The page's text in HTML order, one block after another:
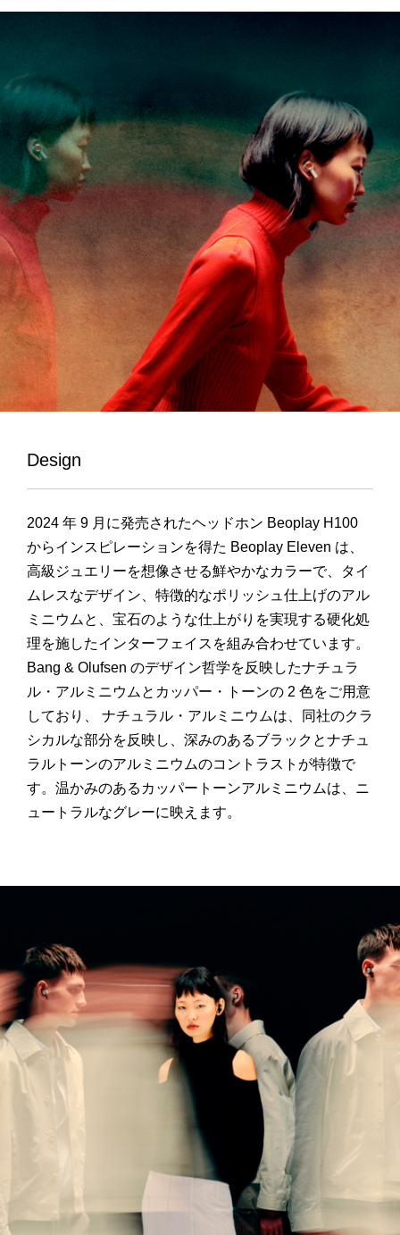
Design
2024 年 9 月に発売されたヘッドホン Beoplay H100
からインスピレーションを得た Beoplay Eleven は、
高級ジュエリーを想像させる鮮やかなカラーで、タイ
ムレスなデザイン、特徴的なポリッシュ仕上げのアル
ミニウムと、宝石のような仕上がりを実現する硬化処
理を施したインターフェイスを組み合わせています。
Bang & Olufsen のデザイン哲学を反映したナチュラ
ル・アルミニウムとカッパー・トーンの 2 色をご用意
しており、 ナチュラル・アルミニウムは、同社のクラ
シカルな部分を反映し、深みのあるブラックとナチュ
ラルトーンのアルミニウムのコントラストが特徴で
す。温かみのあるカッパートーンアルミニウムは、ニ
ュートラルなグレーに映えます。